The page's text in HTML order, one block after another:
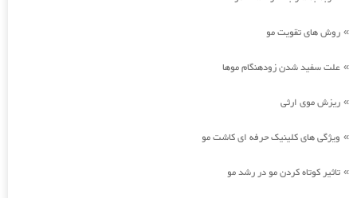
» روش های تقویت مو
» علت سفید شدن زودهنگام موها
» ریزش موی ارثی
» ویژگی های کلینیک حرفه ای کاشت مو
» تاثیر کوتاه کردن مو در رشد مو